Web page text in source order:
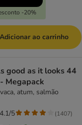
-20%
Adicionar ao carrinho
good as it looks 44
Megapack
atum, salmão
5 (1407)